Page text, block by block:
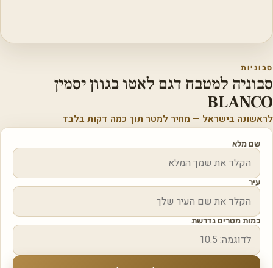
סבוניות
סבוניה למטבח דגם לאטו בגוון יסמין
BLANCO
לראשונה בישראל — מחיר למטר תוך כמה דקות בלבד
שם מלא
עיר
כמות מטרים נדרשת